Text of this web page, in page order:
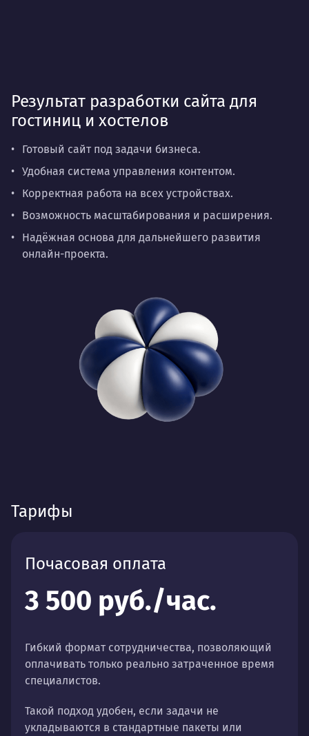
Результат разработки сайта для
гостиниц и хостелов
Готовый сайт под задачи бизнеса.
Удобная система управления контентом.
Корректная работа на всех устройствах.
Возможность масштабирования и расширения.
Надёжная основа для дальнейшего развития
онлайн-проекта.
Тарифы
Почасовая оплата
3 500 руб./час.
Гибкий формат сотрудничества, позволяющий
оплачивать только реально затраченное время
специалистов.
Такой подход удобен, если задачи не
укладываются в стандартные пакеты или